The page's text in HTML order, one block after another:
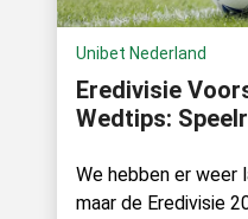
Unibet Nederland
Eredivisie
Wedtips:
We hebben er weer
maar de Eredivisie